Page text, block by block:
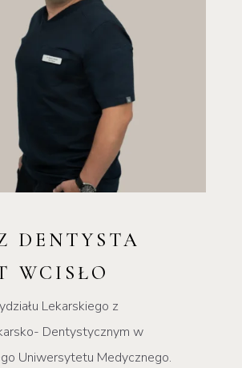
DENTYSTA
WCISŁO
Lekarskiego z
Dentystycznym w
Uniwersytetu Medycznego.